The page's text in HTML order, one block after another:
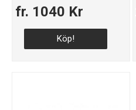
fr. 1040 Kr
Köp!